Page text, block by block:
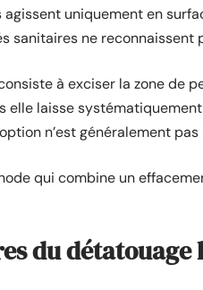
agissent uniquement en
sanitaires ne reconnaissent
à exciser la zone de
elle laisse
n’est généralement
qui combine un
du détatouage